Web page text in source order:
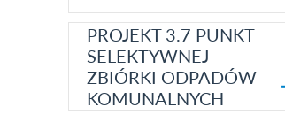
PROJEKT 3.7 PUNKT
SELEKTYWNEJ
ZBIÓRKI ODPADÓW
KOMUNALNYCH